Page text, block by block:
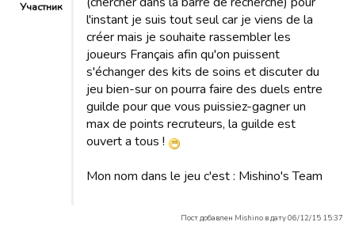
Участник
l'instant je suis tout seul car je viens de la
créer mais je souhaite rassembler les
joueurs Français afin qu'on puissent
s'échanger des kits de soins et discuter du
jeu bien-sur on pourra faire des duels entre
guilde pour que vous puissiez-gagner un
max de points recruteurs, la guilde est
ouvert a tous !
Mon nom dans le jeu c'est : Mishino's Team
Пост добавлен Mishino в дату 06/12/15 15:37